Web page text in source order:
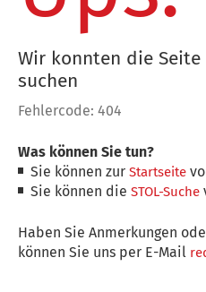
Wir konnten die
suchen
Fehlercode: 404
Was können Sie tun?
Sie können zurStartseite
Sie können dieSTOL-Suche
Haben Sie Anmerkungen
können Sie uns per E-Mail